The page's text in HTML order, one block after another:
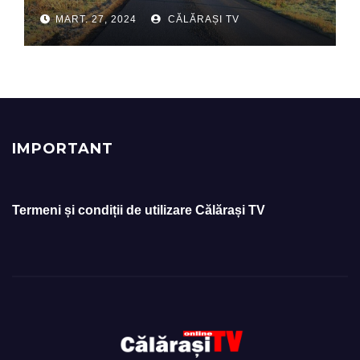
MART. 27, 2024 CĂLĂRAȘI TV
IMPORTANT
Termeni și condiții de utilizare Călărași TV